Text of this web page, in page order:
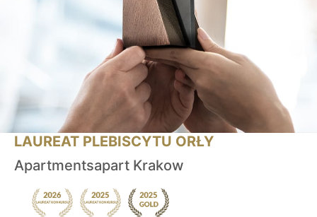
LAUREAT PLEBISCYTU ORŁY
Apartmentsapart Krakow